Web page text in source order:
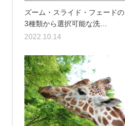
ズーム・スライド・フェードの
3種類から選択可能な洗…
2022.10.14